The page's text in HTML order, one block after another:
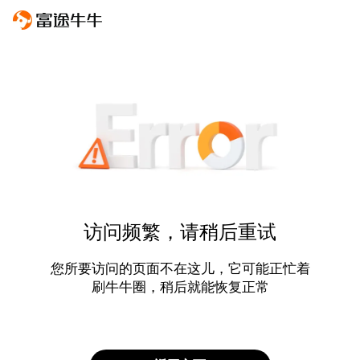
访问频繁，请稍后重试
您所要访问的页面不在这儿，它可能正忙着
刷牛牛圈，稍后就能恢复正常